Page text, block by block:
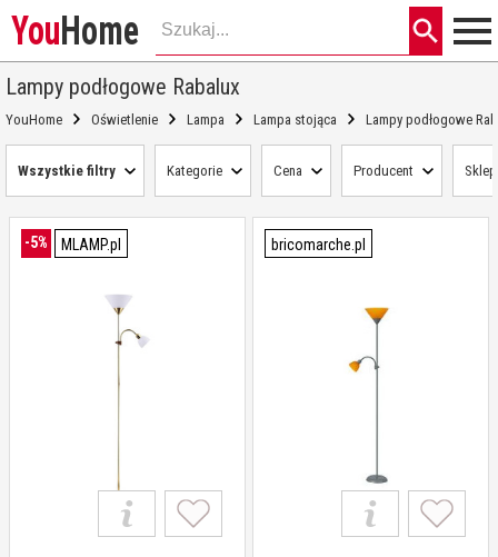
YouHome
Lampy podłogowe Rabalux
YouHome Oświetlenie Lampa Lampa stojąca Lampy podłogowe
Wszystkie filtry Kategorie Cena Producent Sklep
-5% MLAMP.pl bricomarche.pl